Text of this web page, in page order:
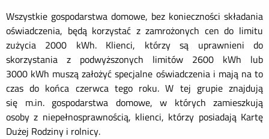
Wszystkie gospodarstwa domowe, bez konieczności składania
oświadczenia, będą korzystać z zamrożonych cen do limitu
zużycia 2000 kWh. Klienci, którzy są uprawnieni do
skorzystania z podwyższonych limitów 2600 kWh lub
3000 kWh muszą założyć specjalne oświadczenia i mają na to
czas do końca czerwca tego roku. W tej grupie znajdują
się m.in. gospodarstwa domowe, w których zamieszkują
osoby z niepełnosprawnością, klienci, którzy posiadają Kartę
Dużej Rodziny i rolnicy.